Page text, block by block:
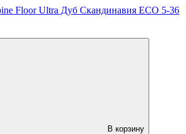
Floor Ultra Дуб Скандинавия ЕСО 5-36
В корзину